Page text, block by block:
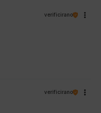
verificirano
verificirano